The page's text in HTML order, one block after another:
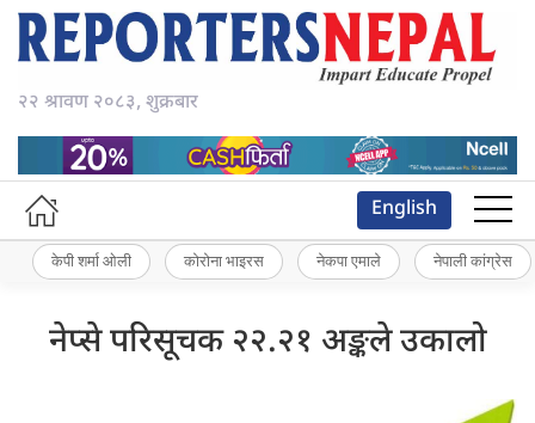
२२ श्रावण २०८३, शुक्रबार
English
केपी शर्मा ओली कोरोना भाइरस नेकपा एमाले नेपाली कांग्रेस
नेप्से परिसूचक २२.२१ अङ्कले उकालो